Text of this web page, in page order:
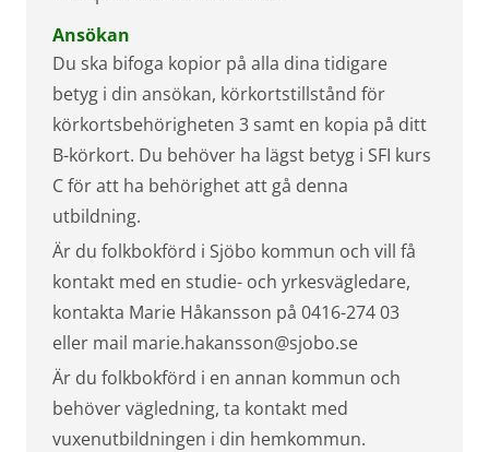
Ansökan
Du ska bifoga kopior på alla dina tidigare
betyg i din ansökan, körkortstillstånd för
körkortsbehörigheten 3 samt en kopia på ditt
B-körkort. Du behöver ha lägst betyg i SFI kurs
C för att ha behörighet att gå denna
utbildning.
Är du folkbokförd i Sjöbo kommun och vill få
kontakt med en studie- och yrkesvägledare,
kontakta Marie Håkansson på 0416-274 03
eller mail marie.hakansson@sjobo.se
Är du folkbokförd i en annan kommun och
behöver vägledning, ta kontakt med
vuxenutbildningen i din hemkommun.